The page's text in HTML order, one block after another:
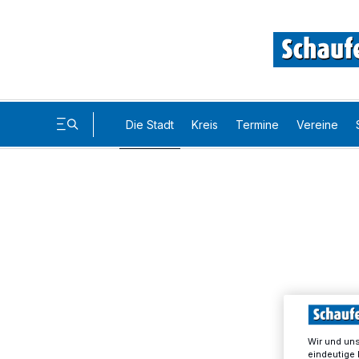
Die Stadt Kreis Termine Vereine
Wir und
eindeutige